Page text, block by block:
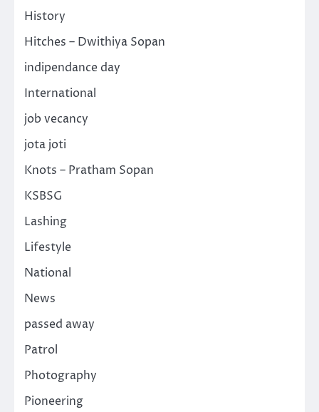
History
Hitches – Dwithiya Sopan
indipendance day
International
job vecancy
jota joti
Knots – Pratham Sopan
KSBSG
Lashing
Lifestyle
National
News
passed away
Patrol
Photography
Pioneering